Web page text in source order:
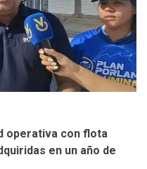
operativa con flota
en un año de